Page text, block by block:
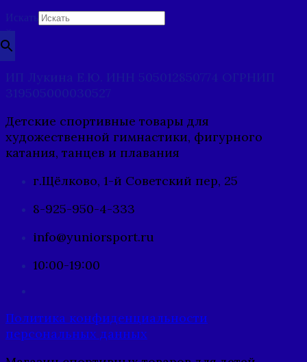
Искать
×
ИП Лукина Е.Ю. ИНН 505012850774 ОГРНИП
319505000030527
Детские спортивные товары для
художественной гимнастики, фигурного
катания, танцев и плавания
г.Щёлково, 1-й Советский пер, 25
8-925-950-4-333
info@yuniorsport.ru
10:00-19:00
Политика конфиденциальности
персональных данных